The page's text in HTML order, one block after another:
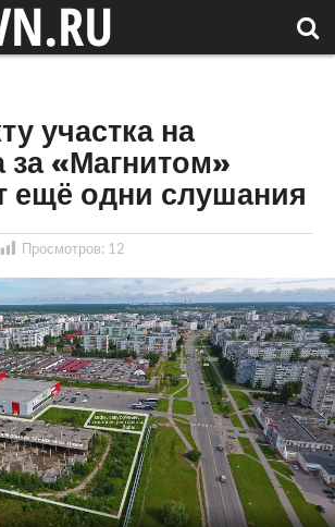
участка на
за «Магнитом»
ещё одни слушания
Просмотров: 12